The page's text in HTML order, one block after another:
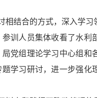
结合的方式，深入学习
训人员集体收看了水利
党组理论学习中心组和
学习研讨，进一步强化